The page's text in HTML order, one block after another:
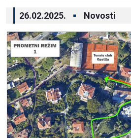
26.02.2025. Novosti